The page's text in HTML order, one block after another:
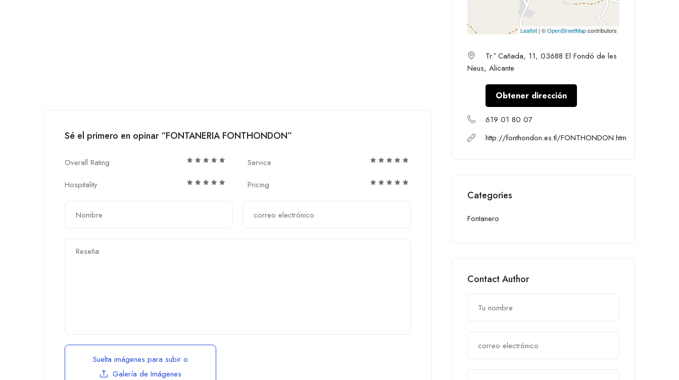
Sé el primero en opinar “FONTANERIA FONTHONDON”
Overall Rating
Service
Hospitality
Pricing
Suelta imágenes para subir o
Galería de Imágenes
Leaflet| ©OpenStreetMapcontributors
Tr.ª Cañada, 11, 03688 El Fondó de les
Neus, Alicante
Obtener dirección
619 01 80 07
http://fonthondon.es.tl/FONTHONDON.htm
Categories
Fontanero
Contact Author